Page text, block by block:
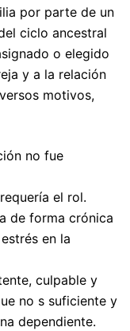
por parte de un
ciclo ancestral
o elegido
y a la relación
motivos,
no fue
el rol.
de forma crónica
en la
culpable y
no s suficiente y
dependiente.